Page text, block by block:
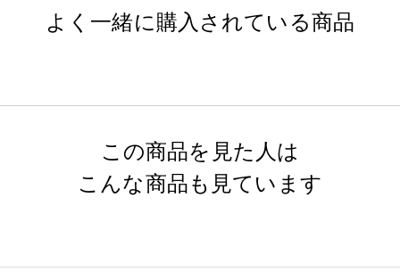
よく一緒に購入されている商品
この商品を見た人は
こんな商品も見ています